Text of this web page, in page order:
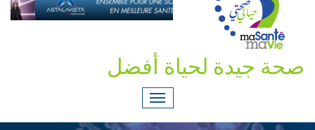
صحة جيدة لحياة أفضل